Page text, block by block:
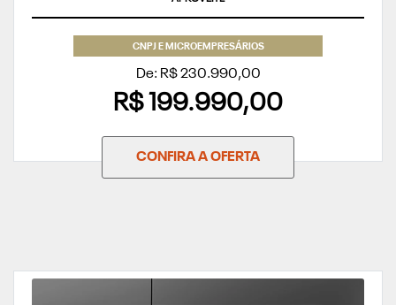
CNPJ E MICROEMPRESÁRIOS
De: R$ 230.990,00
R$ 199.990,00
CONFIRA A OFERTA